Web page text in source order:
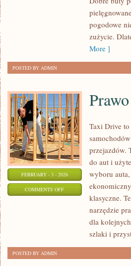
SPECJALNEpogodowe
zużycie.
More ]
POSTED BY ADMIN
FEBRUARY - 3 - 2026
COMMENTS OFFON
Taxi Drive
przejazdów.
do aut i
wyboru
klasyczne.
narzędzie
dla
szlaki i
POSTED BY ADMIN